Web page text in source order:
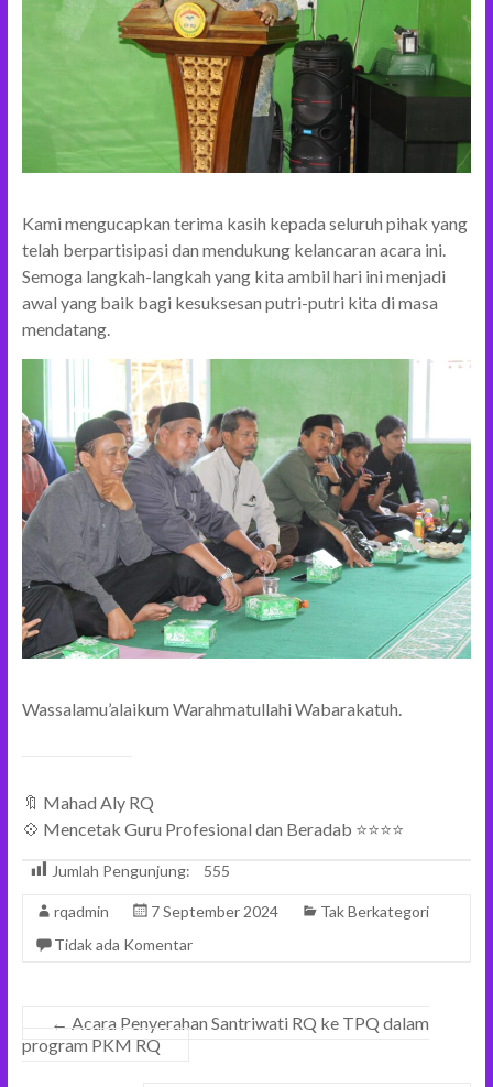
Kami mengucapkan terima kasih kepada seluruh pihak yang
telah berpartisipasi dan mendukung kelancaran acara ini.
Semoga langkah-langkah yang kita ambil hari ini menjadi
awal yang baik bagi kesuksesan putri-putri kita di masa
mendatang.
Wassalamu’alaikum Warahmatullahi Wabarakatuh.
🔖 Mahad Aly RQ
💠 Mencetak Guru Profesional dan Beradab ⭐⭐⭐⭐
Jumlah Pengunjung: 555
rqadmin 7 September 2024
Tak Berkategori
Tidak ada Komentar
← Acara Penyerahan Santriwati RQ ke TPQ dalam
program PKM RQ